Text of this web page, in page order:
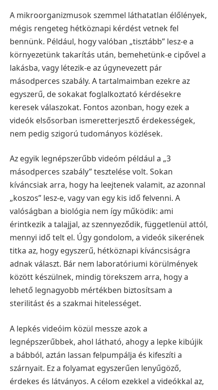
A mikroorganizmusok szemmel láthatatlan élőlények,
mégis rengeteg hétköznapi kérdést vetnek fel
bennünk. Például, hogy valóban „tisztább” lesz-e a
környezetünk takarítás után, bemehetünk-e cipővel a
lakásba, vagy létezik-e az úgynevezett pár
másodperces szabály. A tartalmaimban ezekre az
egyszerű, de sokakat foglalkoztató kérdésekre
keresek válaszokat. Fontos azonban, hogy ezek a
videók elsősorban ismeretterjesztő érdekességek,
nem pedig szigorú tudományos közlések.
Az egyik legnépszerűbb videóm például a „3
másodperces szabály” tesztelése volt. Sokan
kíváncsiak arra, hogy ha leejtenek valamit, az azonnal
„koszos” lesz-e, vagy van egy kis idő felvenni. A
valóságban a biológia nem így működik: ami
érintkezik a talajjal, az szennyeződik, függetlenül attól,
mennyi idő telt el. Úgy gondolom, a videók sikerének
titka az, hogy egyszerű, hétköznapi kíváncsiságra
adnak választ. Bár nem laboratóriumi körülmények
között készülnek, mindig törekszem arra, hogy a
lehető legnagyobb mértékben biztosítsam a
sterilitást és a szakmai hitelességet.
A lepkés videóim közül messze azok a
legnépszerűbbek, ahol látható, ahogy a lepke kibújik
a bábból, aztán lassan felpumpálja és kifeszíti a
szárnyait. Ez a folyamat egyszerűen lenyűgöző,
érdekes és látványos. A célom ezekkel a videókkal az,